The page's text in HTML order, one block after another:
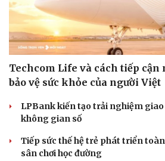
Techcom Life và cách tiếp cận
bảo vệ sức khỏe của người Việt
LPBank kiến tạo trải nghiệm
không gian số
Tiếp sức thế hệ trẻ phát triển
sân chơi học đường